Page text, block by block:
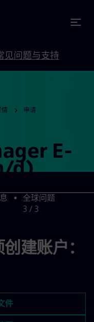
见问题与支持
情 申请
E-
d)
全球问题
3 / 3
建账户：
件